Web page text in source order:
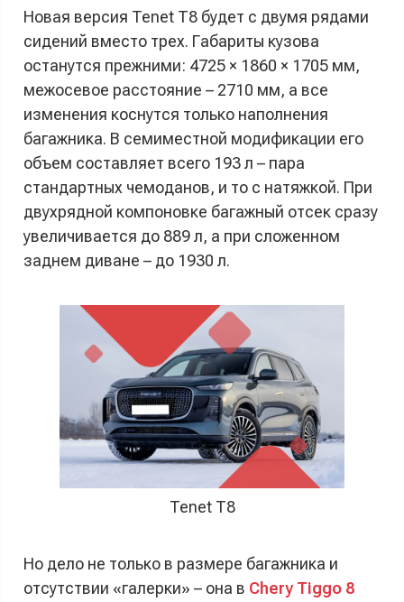
Новая версия Tenet T8 будет с двумя рядами
сидений вместо трех. Габариты кузова
останутся прежними: 4725 × 1860 × 1705 мм,
межосевое расстояние – 2710 мм, а все
изменения коснутся только наполнения
багажника. В семиместной модификации его
объем составляет всего 193 л – пара
стандартных чемоданов, и то с натяжкой. При
двухрядной компоновке багажный отсек сразу
увеличивается до 889 л, а при сложенном
заднем диване – до 1930 л.
Tenet T8
Но дело не только в размере багажника и
отсутствии «галерки» – она в Chery Tiggo 8